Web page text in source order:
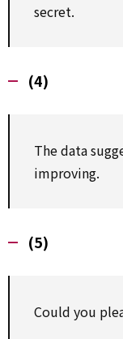
secret.
(4)
The data
improving.
(5)
Could you